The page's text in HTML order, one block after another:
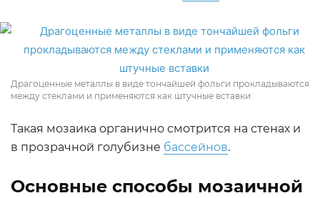
Драгоценные металлы в виде тончайшей фольги прокладываются
между стеклами и применяются как штучные вставки
Такая мозаика органично смотрится на стенах и
в прозрачной голубизне бассейнов.
Основные способы мозаичной